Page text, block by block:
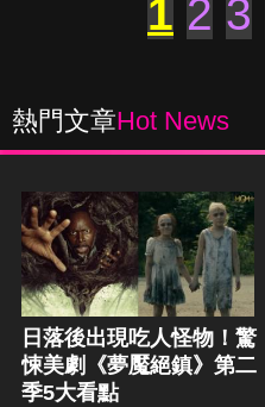
1 2 3
熱門文章Hot News
日落後出現吃人怪物！驚
悚美劇《夢魘絕鎮》第二
季5大看點